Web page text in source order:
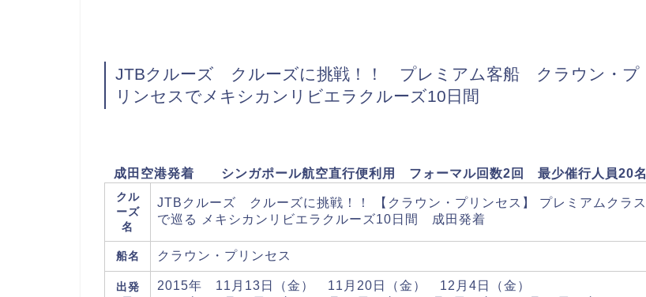
JTBクルーズ クルーズに挑戦！！ プレミアム客船 クラウン・プ
リンセスでメキシカンリビエラクルーズ10日間
成田空港発着 シンガポール航空直行便利用 フォーマル回数2回 最少催行人員20名
クル
ーズ
名
JTBクルーズ クルーズに挑戦！！ 【クラウン・プリンセス】 プレミアムクラス
で巡る メキシカンリビエラクルーズ10日間 成田発着
船名 クラウン・プリンセス
出発
2015年 11月13日（金） 11月20日（金） 12月4日（金）